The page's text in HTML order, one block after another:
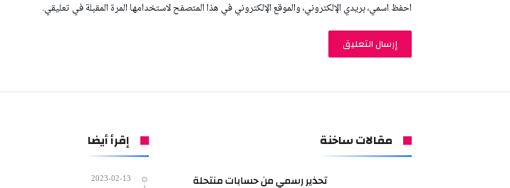
احفظ اسمي، بريدي الإلكتروني، والموقع الإلكتروني في هذا المتصفح لاستخدامها المرة المقبلة في تعليقي.
مقالات ساخنة
تحذير رسمي من حسابات منتحلة
إقرأ أيضا
2023-02-13